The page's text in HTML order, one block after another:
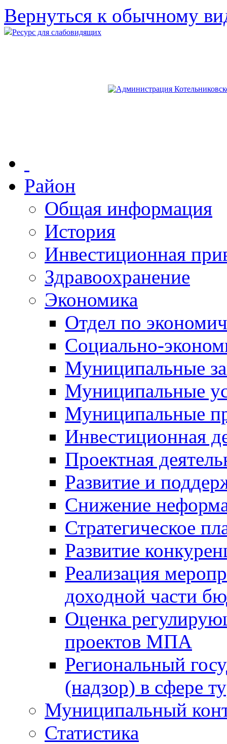
Вернуться к обычному
Ресурс для слабовидящих
Район
Общая информация
История
Инвестиционная
Здравоохранение
Экономика
Отдел по
Социально-
Муниципальные
Муниципальные
Муниципальные
Инвестиционная
Проектная
Развитие и
Снижение
Стратегическое
Развитие
Реализация
доходной части
Оценка
проектов МПА
Региональный
(надзор) в сфере
Муниципальный
Статистика